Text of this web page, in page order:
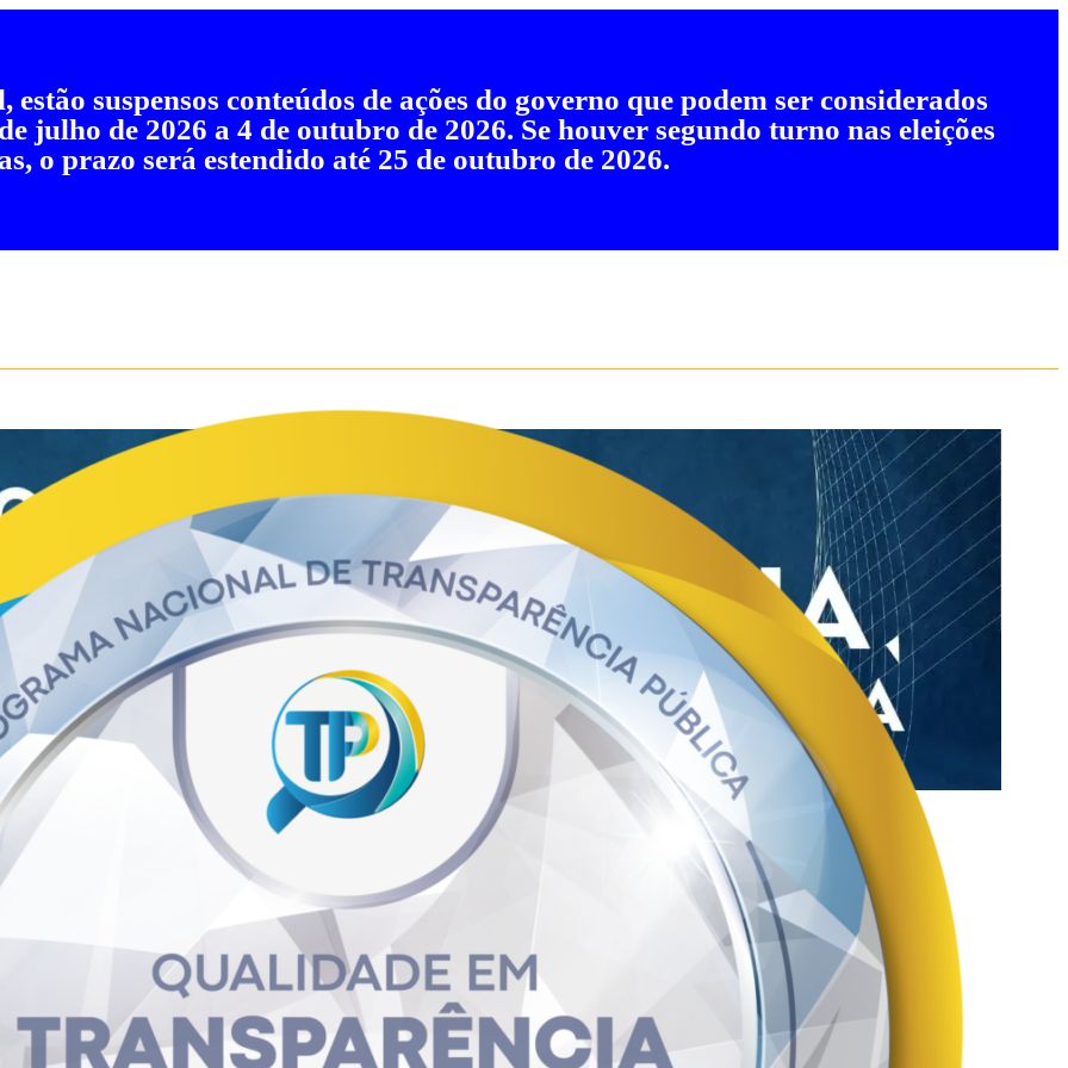
suspensos conteúdos de ações do governo que podem ser considerados
julho de 2026 a 4 de outubro de 2026. Se houver segundo turno nas eleições
o prazo será estendido até 25 de outubro de 2026.